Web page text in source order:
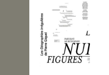
L'ÉCOLE
ENSEIGNEMENT